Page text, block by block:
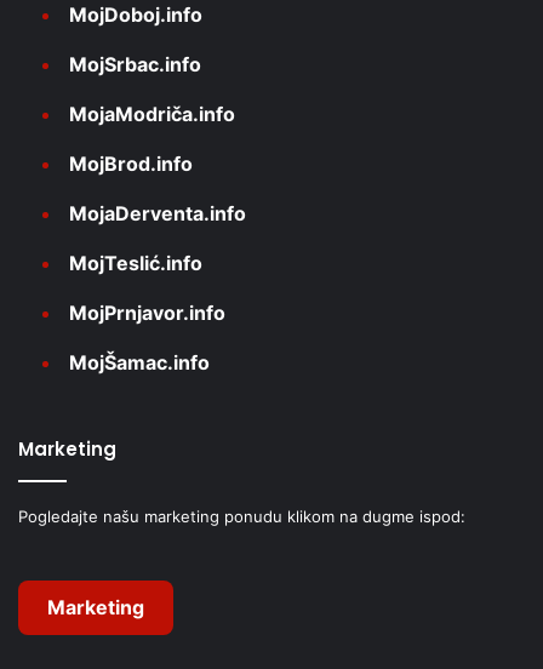
MojDoboj.info
MojSrbac.info
MojaModriča.info
MojBrod.info
MojaDerventa.info
MojTeslić.info
MojPrnjavor.info
MojŠamac.info
Marketing
Pogledajte našu marketing ponudu klikom na dugme ispod:
Marketing